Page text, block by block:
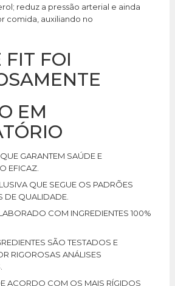
reduz a pressão arterial e ainda
comida, auxiliando no
FIT FOI
EM
GARANTEM SAÚDE E
EFICAZ.
QUE SEGUE OS PADRÕES
DE QUALIDADE.
COM INGREDIENTES 100%
SÃO TESTADOS E
RIGOROSAS ANÁLISES
ACORDO COM OS MAIS RÍGIDOS